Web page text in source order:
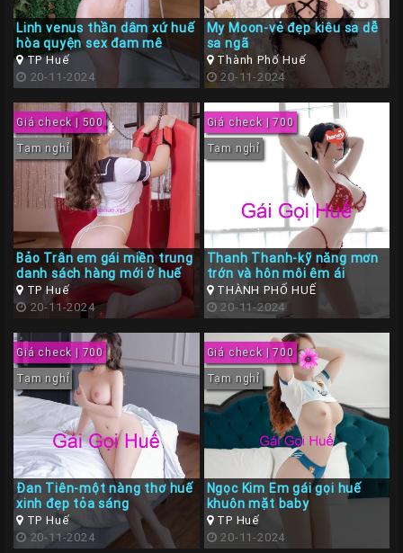
Linh venus thần dâm xứ huế
hòa quyện sex đam mê
TP Huế
20-11-2024
My Moon-vẻ đẹp kiêu sa dễ
sa ngã
Thành Phố Huế
20-11-2024
Giá check | 500
Tạm nghỉ
Bảo Trân em gái miền trung
danh sách hàng mới ở huế
TP Huế
20-11-2024
Giá check | 700
Tạm nghỉ
Thanh Thanh-kỹ năng mơn
trớn và hôn môi êm ái
THÀNH PHỐ HUẾ
20-11-2024
Giá check | 700
Tạm nghỉ
Đan Tiên-một nàng thơ huế
xinh đẹp tỏa sáng
TP Huế
20-11-2024
Giá check | 700
Tạm nghỉ
Ngọc Kim Em gái gọi huế
khuôn mặt baby
TP Huế
20-11-2024